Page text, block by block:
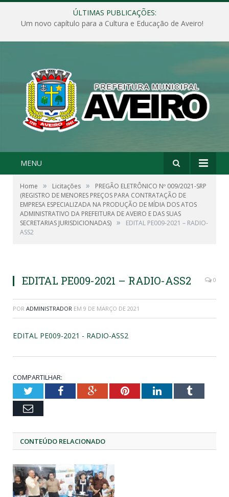
ÚLTIMAS PUBLICAÇÕES:
Um novo capítulo para a Cultura e Educação de Aveiro!
MENU
Home » Licitações »
PREGÃO ELETRÔNICO Nº 009/2021-SRP
(REGISTRO DE MENORES PREÇOS PARA CONTRATAÇÃO DE
EMPRESA ESPECIALIZADA NA PRODUÇÃO DE MÍDIA DOS ATOS
ADMINISTRATIVO DA PREFEITURA DE AVEIRO E DAS SUAS
SECRETARIAS JURISDICIONADAS) »
EDITAL PE009-2021 – RADIO-
ASS2
EDITAL PE009-2021 – RADIO-ASS2 0
POR ADMINISTRADOR EM 9 DE MARÇO DE 2021
EDITAL PE009-2021 - RADIO-ASS2
COMPARTILHAR:
TwitterFacebookGoogle+PinterestLinkedInTumblr
Email
CONTEÚDO RELACIONADO